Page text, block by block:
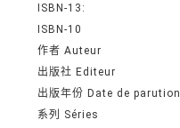
ISBN-13:
ISBN-10
作者 Auteur
出版社 Editeur
出版年份 Date de parution
系列 Séries